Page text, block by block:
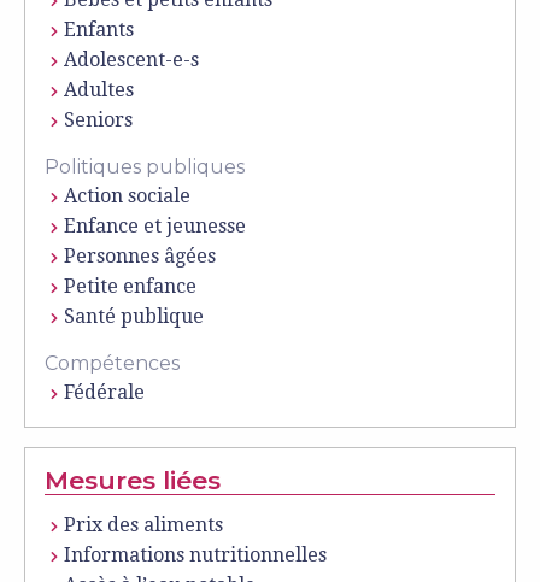
Enfants
Adolescent-e-s
Adultes
Seniors
Politiques publiques
Action sociale
Enfance et jeunesse
Personnes âgées
Petite enfance
Santé publique
Compétences
Fédérale
Mesures liées
Prix des aliments
Informations nutritionnelles